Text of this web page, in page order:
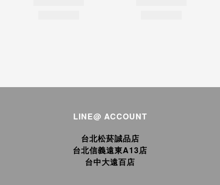
LINE@ ACCOUNT
台北松菸誠品店
台北信義遠東A13店
台中大遠百店